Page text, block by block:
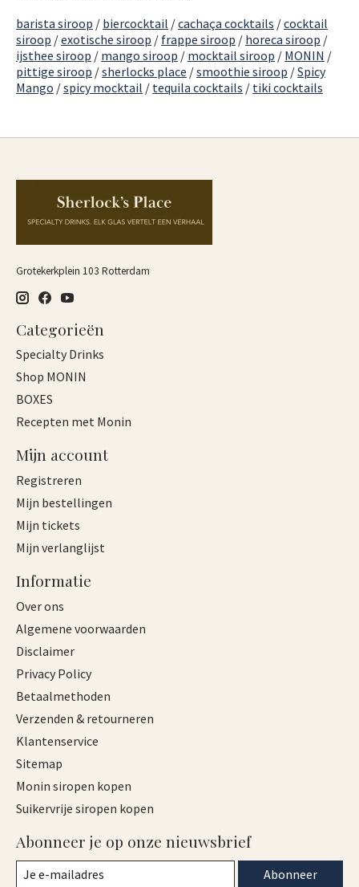
barista siroop / biercocktail /cachaça cocktails /cocktail
siroop /exotische siroop / frappe siroop / horeca siroop /
ijsthee siroop / mango siroop / mocktail siroop / MONIN /
pittige siroop /sherlocks place /smoothie siroop /Spicy
Mango /spicy mocktail / tequila cocktails / tiki cocktails
Grotekerkplein 103 Rotterdam
Categorieën
Specialty Drinks
Shop MONIN
BOXES
Recepten met Monin
Mijn account
Registreren
Mijn bestellingen
Mijn tickets
Mijn verlanglijst
Informatie
Over ons
Algemene voorwaarden
Disclaimer
Privacy Policy
Betaalmethoden
Verzenden & retourneren
Klantenservice
Sitemap
Monin siropen kopen
Suikervrije siropen kopen
Abonneer je op onze nieuwsbrief
Abonneer